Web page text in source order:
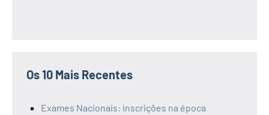
Os 10 Mais Recentes
Exames Nacionais: inscrições na época